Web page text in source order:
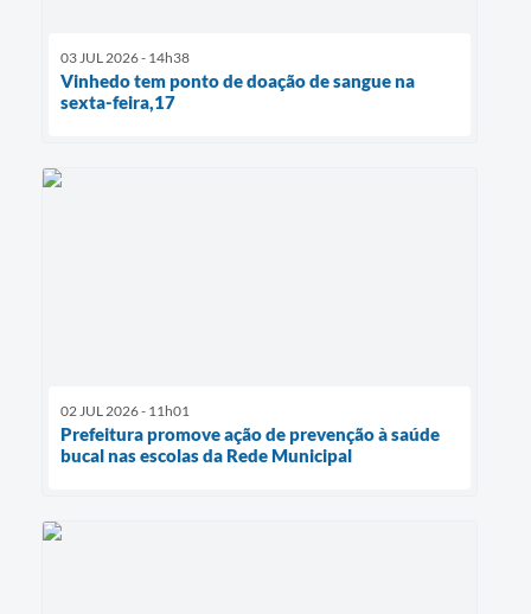
03 JUL 2026 - 14h38
Vinhedo tem ponto de doação de sangue na
sexta-feira,17
02 JUL 2026 - 11h01
Prefeitura promove ação de prevenção à saúde
bucal nas escolas da Rede Municipal